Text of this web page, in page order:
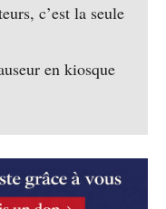
c’est la seule
en kiosque